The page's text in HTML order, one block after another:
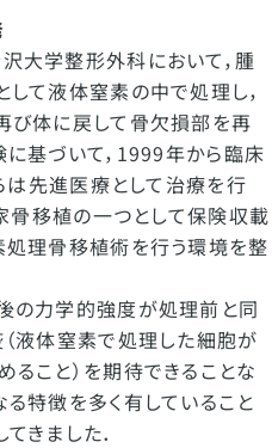
大学整形外科において，腫
て液体窒素の中で処理し，
び体に戻して骨欠損部を再
基づいて， 1999年から臨床
は先進医療として治療を行
骨移植の一つとして保険収載
処理骨移植術を行う環境を整
の力学的強度が処理前と同
液体窒素で処理した細胞が
こと）を期待できることな
特徴を多く有していること
きました．